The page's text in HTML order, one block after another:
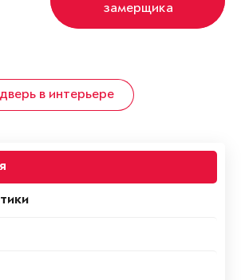
замерщика
в интерьере